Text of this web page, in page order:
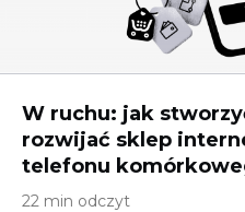
W ruchu: jak
rozwijać sklep
telefonu
22 min odczyt